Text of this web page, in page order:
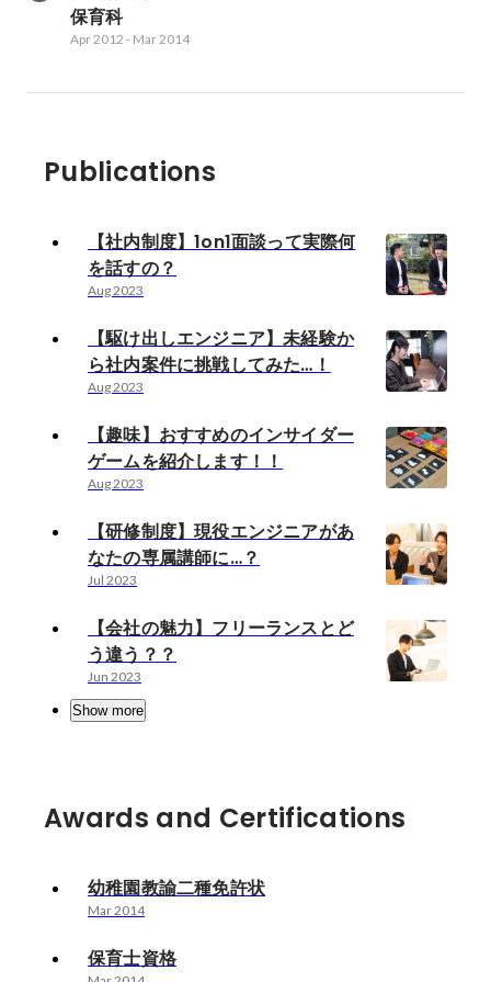
保育科
Apr 2012 - Mar 2014
Publications
【社内制度】1on1面談って実際何
を話すの？
Aug 2023
【駆け出しエンジニア】未経験か
ら社内案件に挑戦してみた…！
Aug 2023
【趣味】おすすめのインサイダー
ゲームを紹介します！！
Aug 2023
【研修制度】現役エンジニアがあ
なたの専属講師に…？
Jul 2023
【会社の魅力】フリーランスとど
う違う？？
Jun 2023
Show more
Awards and Certifications
幼稚園教諭二種免許状
Mar 2014
保育士資格